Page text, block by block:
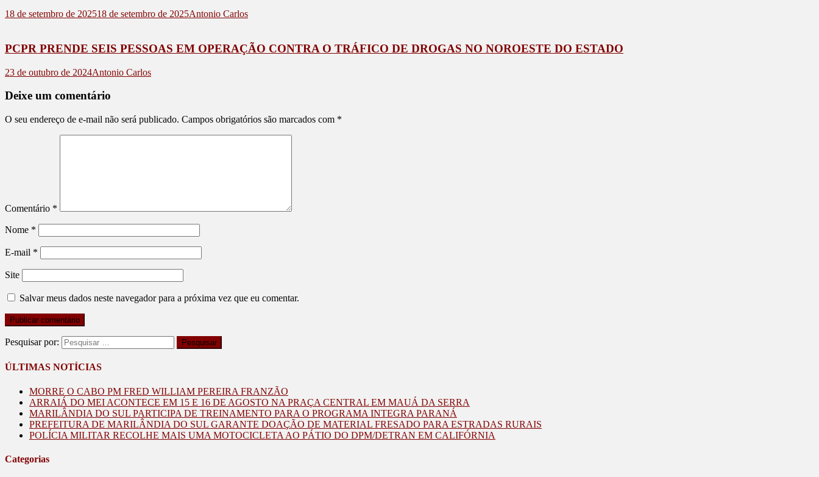
18 de setembro de 202518 de setembro de 2025Antonio Carlos
PCPR PRENDE SEIS PESSOAS EM OPERAÇÃO CONTRA O TRÁFICO DE DROGAS NO NOROESTE DO ESTADO
23 de outubro de 2024Antonio Carlos
Deixe um comentário
O seu endereço de e-mail não será publicado. Campos obrigatórios são marcados com *
Comentário *
Nome *
E-mail *
Site
Salvar meus dados neste navegador para a próxima vez que eu comentar.
Pesquisar por:
ÚLTIMAS NOTÍCIAS
MORRE O CABO PM FRED WILLIAM PEREIRA FRANZÃO
ARRAIÁ DO MEI ACONTECE EM 15 E 16 DE AGOSTO NA PRAÇA CENTRAL EM MAUÁ DA SERRA
MARILÂNDIA DO SUL PARTICIPA DE TREINAMENTO PARA O PROGRAMA INTEGRA PARANÁ
PREFEITURA DE MARILÂNDIA DO SUL GARANTE DOAÇÃO DE MATERIAL FRESADO PARA ESTRADAS RURAIS
POLÍCIA MILITAR RECOLHE MAIS UMA MOTOCICLETA AO PÁTIO DO DPM/DETRAN EM CALIFÓRNIA
Categorias